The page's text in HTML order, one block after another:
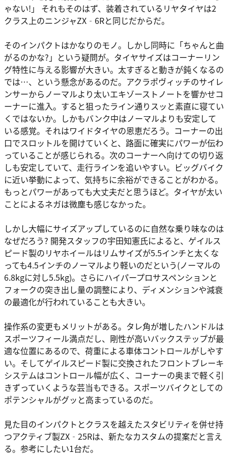
ゃない!」 それもそのはず、装着されているリヤタイヤは2
クラス上のニンジャZX‐6Rと同じだからだ。
そのインパクトはかなりのモノ。しかし同時に「ちゃんと曲
がるのかな?」という疑問が。タイヤサイズはコーナーリン
グ特性に与える影響が大きい。太すぎると動きが鈍くなるの
では…、という懸念があるのだ。アクラポヴィッチのサイレ
ンサーからノーマルより太いエキゾーストノートを響かせコ
ーナーに進入。すると狙ったライン通りスッと素直に寝てい
くではないか。しかもバンク中はノーマルよりも安定して
いる感覚。それはワイドタイヤの恩恵だろう。コーナーの出
口でスロットルを開けていくと、路面に確実にパワーが伝わ
っていることが感じられる。次のコーナーへ向けての切り返
しも安定していて、走行ラインを追いやすい。ビッグバイク
に近い挙動によって、気持ちに余裕ができることがわかる。
もっとパワーがあっても大丈夫だと思うほど。タイヤが太い
ことによるネガは微塵も感じなかった。
しかし大幅にサイズアップしているのに自然な乗り味なのは
なぜだろう? 開発スタッフの宇田知憲氏によると、ゲイルス
ピード製のリヤホイールはリムサイズが5.5インチと太くな
っても4.5インチのノーマルより軽いのだという(ノーマルの
6.8kgに対し5.5kg)。さらにハイパープロサスペンションと
フォークの突き出し量の調整により、ディメンションや減衰
の最適化が行われていることも大きい。
操作系の変更もメリットがある。タレ角が増したハンドルは
スポーツフィール満点だし、剛性が高いバックステップが最
適な位置にあるので、荷重による車体コントロールがしやす
い。そしてゲイルスピード製に交換されたフロントブレーキ
システムはコントロール幅が広く、コーナーの奥まで軽く引
きずっていくような芸当もできる。スポーツバイクとしての
ポテンシャルがグッと高まっているのだ。
見た目のインパクトとクラスを越えたスタビリティを併せ持
つアクティブ製ZX‐25Rは、新たなカスタムの提案だと言え
る。参考にしたい1台だ。